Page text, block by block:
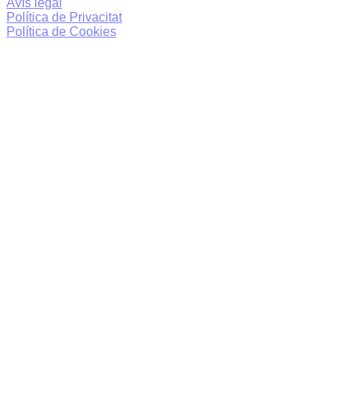
Avís legal
Política de Privacitat
Política de Cookies